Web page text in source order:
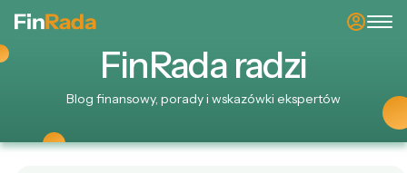
FinRada radzi
Blog finansowy, porady i wskazówki ekspertów